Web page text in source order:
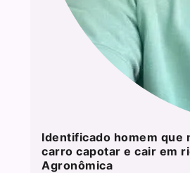
Identificado homem que
carro capotar e cair em
Agronômica